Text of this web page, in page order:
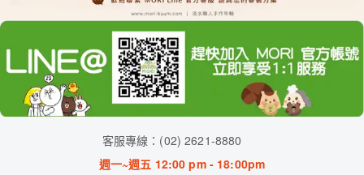
客服專線：(02) 2621-8880
週一~週五 12:00 pm - 18:00pm